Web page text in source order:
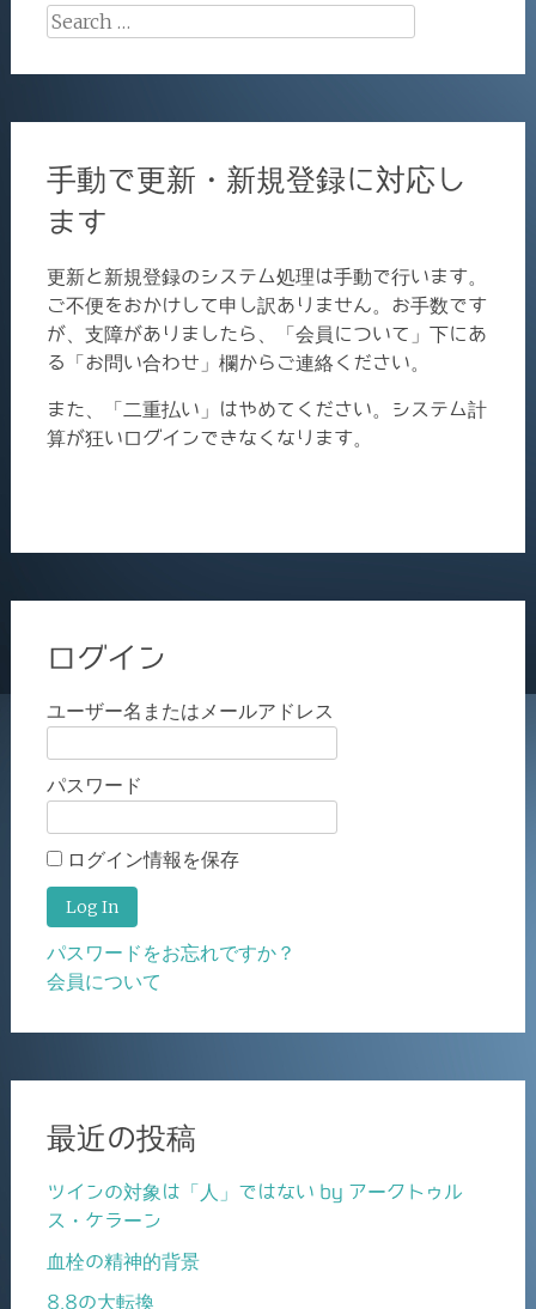
Search
手動で更新・新規登録に対応し
ます
更新と新規登録のシステム処理は手動で行います。
ご不便をおかけして申し訳ありません。お手数です
が、支障がありましたら、「会員について」下にあ
る「お問い合わせ」欄からご連絡ください。
また、「二重払い」はやめてください。システム計
算が狂いログインできなくなります。
ログイン
ユーザー名またはメールアドレス
パスワード
ログイン情報を保存
パスワードをお忘れですか？
会員について
最近の投稿
ツインの対象は「人」ではない by アークトゥル
ス・ケラーン
血栓の精神的背景
8.8の大転換